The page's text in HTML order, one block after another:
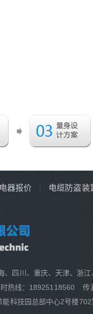
器报价 电缆防盗装
、四川、重庆、天津、浙
热线：18925118560 传
科技园总部中心2号楼702